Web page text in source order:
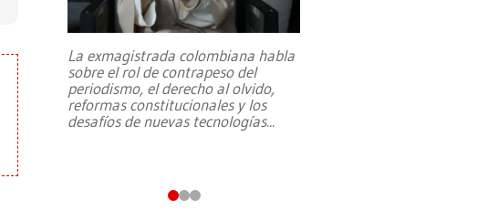
La exmagistrada colombiana habla
sobre el rol de contrapeso del
periodismo, el derecho al olvido,
reformas constitucionales y los
desafíos de nuevas tecnologías...